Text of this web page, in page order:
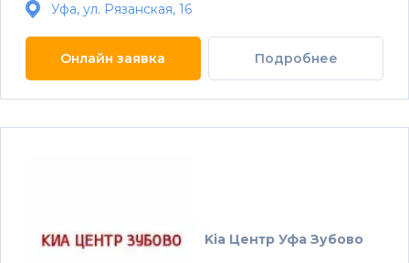
Уфа, ул. Рязанская, 16
Онлайн заявка Подробнее
Kia Центр Уфа Зубово